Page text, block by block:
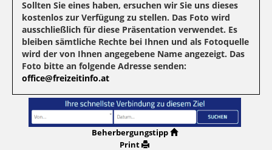
Sollten Sie eines haben, ersuchen wir Sie uns dieses
kostenlos zur Verfügung zu stellen. Das Foto wird
ausschließlich für diese Präsentation verwendet. Es
bleiben sämtliche Rechte bei Ihnen und als Fotoquelle
wird der von Ihnen angegebene Name angezeigt. Das
Foto bitte an folgende Adresse senden:
office@freizeitinfo.at
Beherbergungstipp
Print